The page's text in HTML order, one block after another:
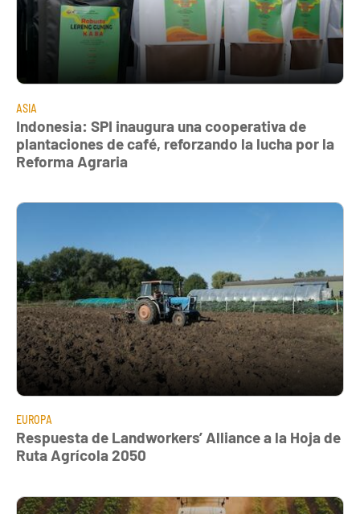
ASIA
Indonesia: SPI inaugura una cooperativa de
plantaciones de café, reforzando la lucha por la
Reforma Agraria
EUROPA
Respuesta de Landworkers’ Alliance a la Hoja de
Ruta Agrícola 2050